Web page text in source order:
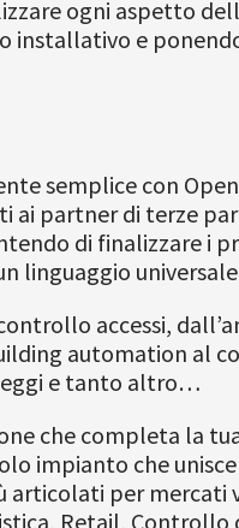
ogni aspetto
installativo e
semplice con
ai partner di terze
di finalizzare i
linguaggio
accessi,
automation al
e tanto altro…
che completa la
impianto che
articolati per mercati
Retail,